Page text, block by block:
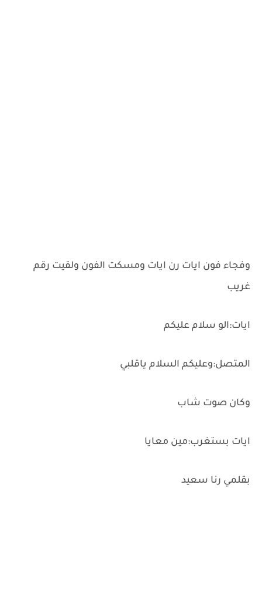
وفجاء فون ايات رن ايات ومسكت الفون ولقيت رقم
غريب
ايات:الو سلام عليكم
المتصل:وعليكم السلام ياقلبي
وكان صوت شاب
ايات بستغرب:مين معايا
بقلمي رنا سعيد